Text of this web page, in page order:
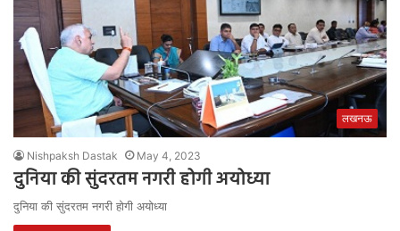
लखनऊ
Nishpaksh Dastak May 4, 2023
दुनिया की सुंदरतम नगरी होगी अयोध्या
दुनिया की सुंदरतम नगरी होगी अयोध्या